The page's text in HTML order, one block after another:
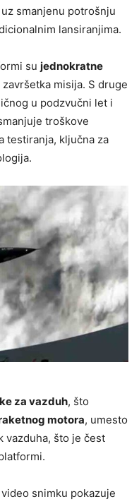
smanjenu potrošnju
lansiranjima.
su jednokratne
misija. S druge
u podzvučni let i
troškove
testiranja, ključna za
za vazduh, što
motora, umesto
vazduha, što je čest
snimku pokazuje